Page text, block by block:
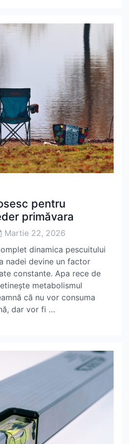
pentru
primăvara
Martie 22, 2026
dinamica pescuitului
nadei devine un factor
constante. Apa rece de
metabolismul
că nu vor consuma
dar vor fi …